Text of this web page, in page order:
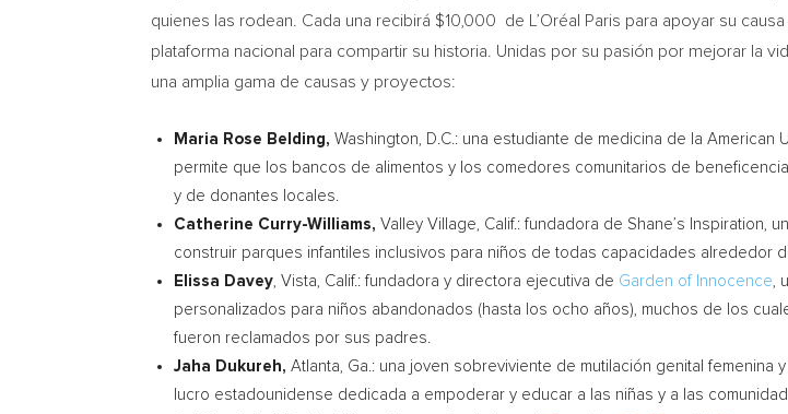
quienes las rodean. Cada una recibirá $10 ,000 de L’Oréal Paris para apoyar su
plataforma nacional para compartir su historia. Unidas por su pasión por mejorar la
una amplia gama de causas y proyectos:
Maria Rose Belding, Washington, D.C.: una estudiante de medicina de la American
permite que los bancos de alimentos y los comedores comunitarios de
y de donantes locales.
Catherine Curry-Williams, Valley Village, Calif.: fundadora de Shane’s Inspiration,
construir parques infantiles inclusivos para niños de todas capacidades alrededor
Elissa Davey, Vista, Calif.: fundadora y directora ejecutiva de Garden of Innocence,
personalizados para niños abandonados (hasta los ocho años), muchos de los
fueron reclamados por sus padres.
Jaha Dukureh, Atlanta, Ga.: una joven sobreviviente de mutilación genital femenina
lucro estadounidense dedicada a empoderar y educar a las niñas y a las